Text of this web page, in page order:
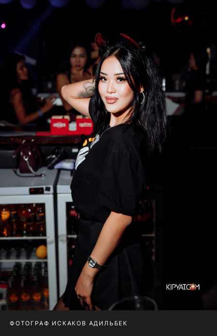
ФОТОГРАФ ИСКАКОВ АДИЛЬБЕК